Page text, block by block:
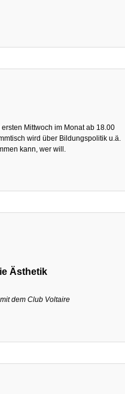
Mittwoch im Monat ab 18.00
wird über Bildungspolitik u.ä.
kann, wer will.
Ästhetik
dem Club Voltaire